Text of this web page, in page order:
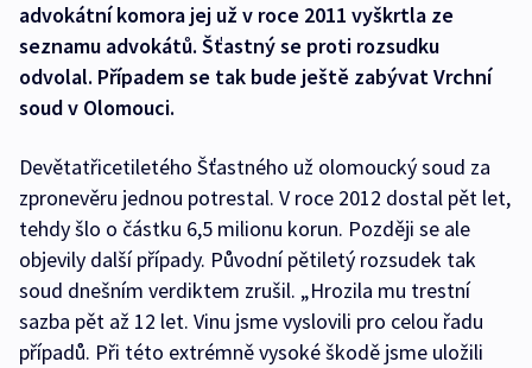
advokátní komora jej už v roce 2011 vyškrtla ze
seznamu advokátů. Šťastný se proti rozsudku
odvolal. Případem se tak bude ještě zabývat Vrchní
soud v Olomouci.
Devětatřicetiletého Šťastného už olomoucký soud za
zpronevěru jednou potrestal. V roce 2012 dostal pět let,
tehdy šlo o částku 6,5 milionu korun. Později se ale
objevily další případy. Původní pětiletý rozsudek tak
soud dnešním verdiktem zrušil. „Hrozila mu trestní
sazba pět až 12 let. Vinu jsme vyslovili pro celou řadu
případů. Při této extrémně vysoké škodě jsme uložili